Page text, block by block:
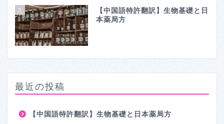
5
【中国語特許翻訳】生物基礎と日
本薬局方
最近の投稿
【中国語特許翻訳】生物基礎と日本薬局方